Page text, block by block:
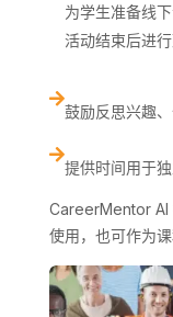
为学生准备线
活动结束后进

鼓励反思兴趣

提供时间用于
CareerMentor AI
使用，也可作为